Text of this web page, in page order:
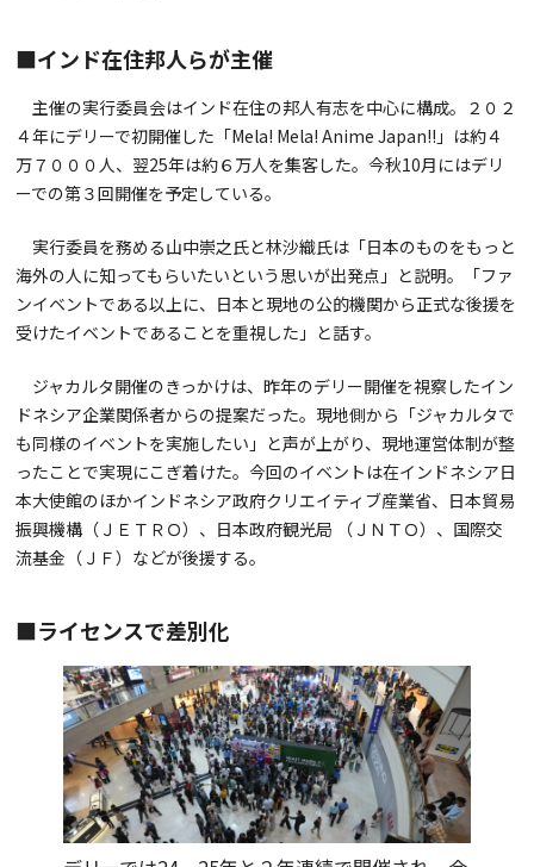
■インド在住邦人らが主催
主催の実行委員会はインド在住の邦人有志を中心に構成。２０２
４年にデリーで初開催した「Mela! Mela! Anime Japan!!」は約４
万７０００人、翌25年は約６万人を集客した。今秋10月にはデリ
ーでの第３回開催を予定している。
実行委員を務める山中崇之氏と林沙織氏は「日本のものをもっと
海外の人に知ってもらいたいという思いが出発点」と説明。「ファ
ンイベントである以上に、日本と現地の公的機関から正式な後援を
受けたイベントであることを重視した」と話す。
ジャカルタ開催のきっかけは、昨年のデリー開催を視察したイン
ドネシア企業関係者からの提案だった。現地側から「ジャカルタで
も同様のイベントを実施したい」と声が上がり、現地運営体制が整
ったことで実現にこぎ着けた。今回のイベントは在インドネシア日
本大使館のほかインドネシア政府クリエイティブ産業省、日本貿易
振興機構（ＪＥＴＲＯ）、日本政府観光局 （ＪＮＴＯ）、国際交
流基金（ＪＦ）などが後援する。
■ライセンスで差別化